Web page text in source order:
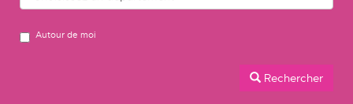
Autour de moi
Rechercher